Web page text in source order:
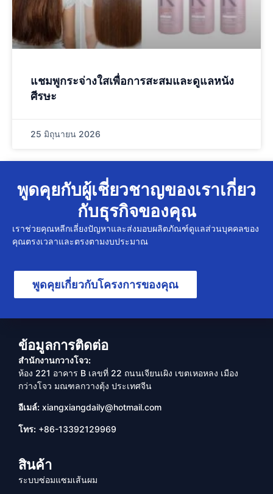
แชมพูกระจ่างใสเพื่อการสะสมและดูแลหนัง
ศีรษะ
25 มิถุนายน 2026
พูดคุยกับผู้เชี่ยวชาญของเราเกี่ยว
กับธุรกิจของคุณ
เราช่วยคุณหลีกเลี่ยงปัญหาและส่งมอบผลิตภัณฑ์ดูแลส่วนบุคคลของ
คุณตรงเวลาและตรงตามงบประมาณ
พูดคุยเกี่ยวกับโครงการของคุณ
ข้อมูลการติดต่อ
สำนักงานกวางโจว:
ห้อง 221 อาคาร B เลขที่ 22 ถนนเจียนเผิง เขตเหอหลง เมือง
กว่างโจว มณฑลกวางตุ้ง ประเทศจีน
อีเมล์: xiangxiangdaily@hotmail.com
โทร: +86-13392129969
สินค้า
ระบบซ่อมแซมเส้นผม